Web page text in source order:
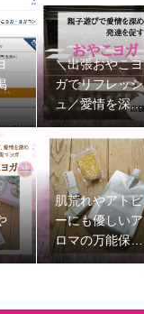
＼出張おやこヨ
ガでリフレッシ
ュ／愛情を深
め、発達を促す
子育てを楽しく
する時間
肌荒れやアトピ
ーにも優しいア
ロマの万能保湿
剤